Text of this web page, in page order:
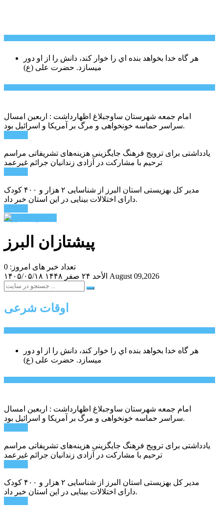
هر گاه خدا بخواهد بنده اي را خوار كند، دانش را از او دور
میسازد. حضرت علی (ع)
امام جمعه شهرستان ساوجبلاغ اظهارداشت : اربعین امسال
سراسر حماسه خونخواهی و مرگ بر آمریکا و اسرائیل بود.
یادداشتی برای ترویج فرهنگ جایگزینی هزینه‌های تشریفاتی مراسم
ترحیم با مشارکت در آزادی زندانیان جرائم غیرعمد
مدیر کل بهزیستی استان البرز از شناسایی ۲ هزار و ۴۰۰ کودک
دارای اختلالات بینایی در این استان خبر داد.
پیشتازان البرز
تعداد خبر های امروز: 0
۱۴۰۵/۰۵/۱۸
الأحد ۲۴ صفر ۱۴۴۸ August 09,2026
اوقات شرعی
هر گاه خدا بخواهد بنده اي را خوار كند، دانش را از او دور
میسازد. حضرت علی (ع)
امام جمعه شهرستان ساوجبلاغ اظهارداشت : اربعین امسال
سراسر حماسه خونخواهی و مرگ بر آمریکا و اسرائیل بود.
یادداشتی برای ترویج فرهنگ جایگزینی هزینه‌های تشریفاتی مراسم
ترحیم با مشارکت در آزادی زندانیان جرائم غیرعمد
مدیر کل بهزیستی استان البرز از شناسایی ۲ هزار و ۴۰۰ کودک
دارای اختلالات بینایی در این استان خبر داد.